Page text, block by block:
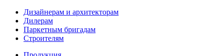
Дизайнерам и архитекторам
Дилерам
Паркетным бригадам
Строителям